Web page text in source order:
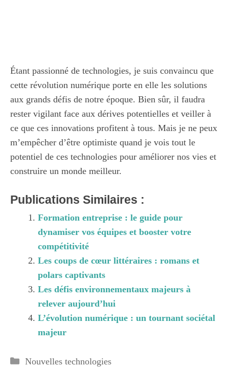
Étant passionné de technologies, je suis convaincu que
cette révolution numérique porte en elle les solutions
aux grands défis de notre époque. Bien sûr, il faudra
rester vigilant face aux dérives potentielles et veiller à
ce que ces innovations profitent à tous. Mais je ne peux
m’empêcher d’être optimiste quand je vois tout le
potentiel de ces technologies pour améliorer nos vies et
construire un monde meilleur.
Publications Similaires :
Formation entreprise : le guide pour
dynamiser vos équipes et booster votre
compétitivité
Les coups de cœur littéraires : romans et
polars captivants
Les défis environnementaux majeurs à
relever aujourd’hui
L’évolution numérique : un tournant sociétal
majeur
Catégories
Nouvelles technologies